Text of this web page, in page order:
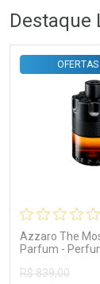
Laboratório
Comprar
Por R$
Por
Comprar
Por R$
Destaque
Azzaro The
Parfum -
R$ 839,00